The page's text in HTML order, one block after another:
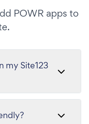
POWR apps to
my Site123